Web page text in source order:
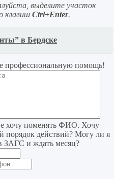
выделите участок
клавиш Ctrl+Enter.
в Бердске
профессиональную помощь!
хочу поменять ФИО. Хочу
порядок действий? Могу ли я
ЗАГС и ждать месяц?